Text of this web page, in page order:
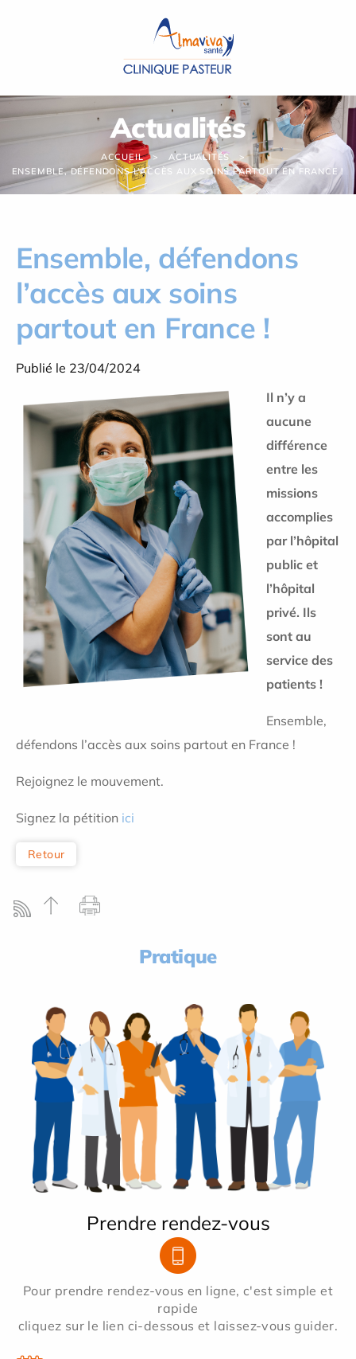
Actualités
ACCUEIL
ACTUALITÉS
ENSEMBLE, DÉFENDONS L’ACCÈS AUX SOINS PARTOUT EN FRANCE !
Ensemble, défendons
l’accès aux soins
partout en France !
Publié le 23/04/2024
Il n’y a
aucune
différence
entre les
missions
accomplies
par l’hôpital
public et
l’hôpital
privé. Ils
sont au
service des
patients !
Ensemble,
défendons l’accès aux soins partout en France !
Rejoignez le mouvement.
Signez la pétition ici
Retour
Pratique
Prendre rendez-vous
Pour prendre rendez-vous en ligne, c'est simple et
rapide
cliquez sur le lien ci-dessous et laissez-vous guider.